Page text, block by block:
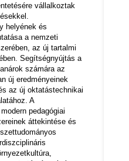
vállalkoztak
helyének és
a nemzeti
az új tartalmi
Segítségnyújtás a
számára az
új eredményeinek
az új oktatástechnikai
A
pedagógiai
áttekintése és